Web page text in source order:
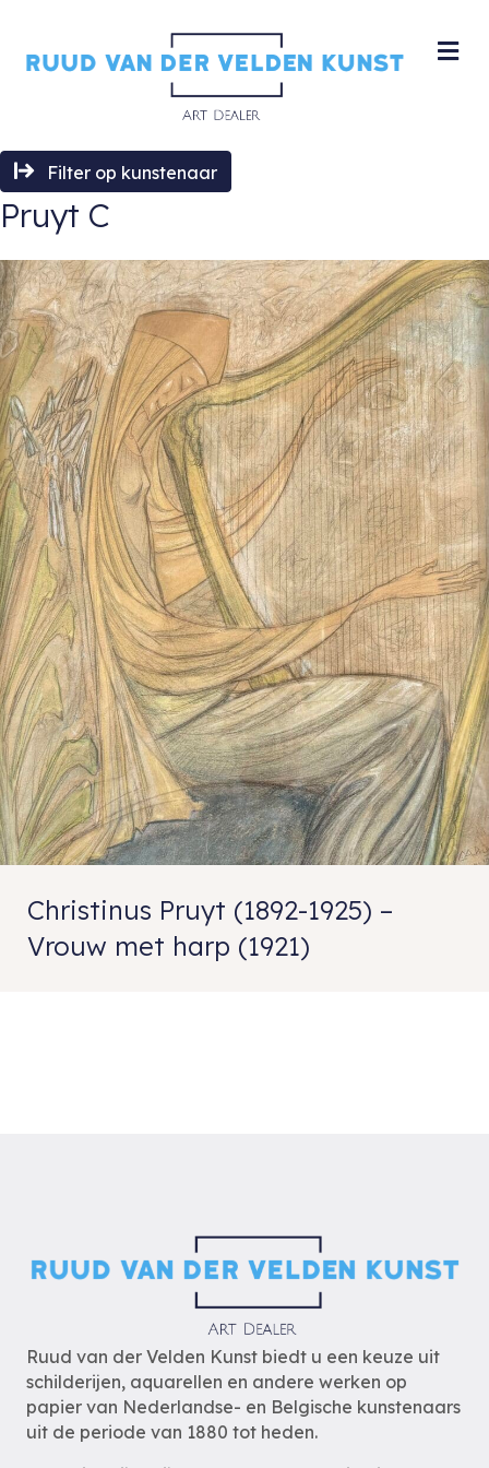
Filter op kunstenaar
Pruyt C
Christinus Pruyt (1892-1925) –
Vrouw met harp (1921)
Ruud van der Velden Kunst biedt u een keuze uit
schilderijen, aquarellen en andere werken op
papier van Nederlandse- en Belgische kunstenaars
uit de periode van 1880 tot heden.